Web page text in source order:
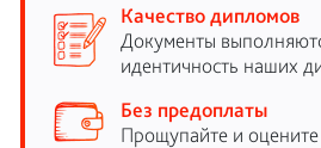
Качество дипломов
Документы
идентичность наших
Без предоплаты
Прощупайте и